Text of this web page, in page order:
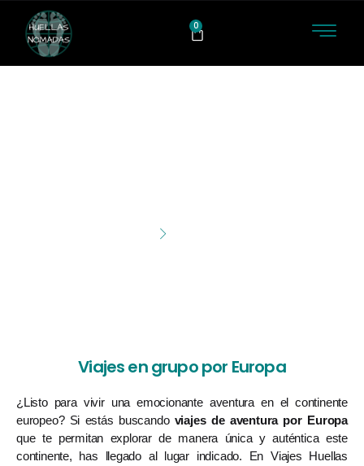
0
Viajes en grupo por Europa
¿Listo para vivir una emocionante aventura en el continente
europeo? Si estás buscando viajes de aventura por Europa
que te permitan explorar de manera única y auténtica este
continente, has llegado al lugar indicado. En Viajes Huellas